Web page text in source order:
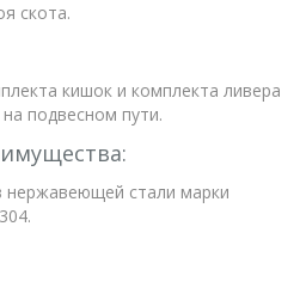
скота.
кишок и комплекта ливера
подвесном пути.
нержавеющей стали марки